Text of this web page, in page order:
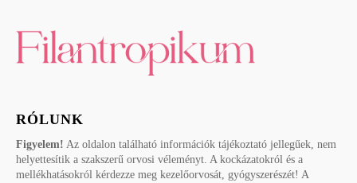
RÓLUNK
Figyelem! Az oldalon található információk tájékoztató jellegűek, nem
helyettesítik a szakszerű orvosi véleményt. A kockázatokról és a
mellékhatásokról kérdezze meg kezelőorvosát, gyógyszerészét! A